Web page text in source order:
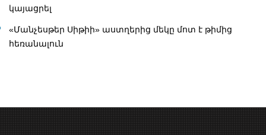
կայացրել
«Մանչեսթեր Սիթիի» աստղերից մեկը մոտ է թիմից
հեռանալուն